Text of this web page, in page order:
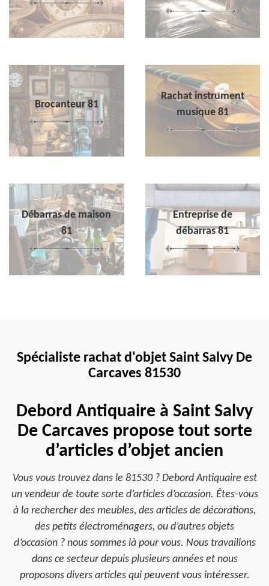
Brocanteur 81
Rachat instrument
musique 81
Débarras de maison
81
Entreprise de
débarras 81
Spécialiste rachat d'objet Saint Salvy De
Carcaves 81530
Debord Antiquaire à Saint Salvy
De Carcaves propose tout sorte
d’articles d’objet ancien
Vous vous trouvez dans le 81530 ? Debord Antiquaire est
un vendeur de toute sorte d’articles d’occasion. Êtes-vous
à la rechercher des meubles, des articles de décorations,
des petits électroménagers, ou d’autres objets
d’occasion ? nous sommes là pour vous. Nous travaillons
dans ce secteur depuis plusieurs années et nous
proposons divers articles qui peuvent vous intéresser.